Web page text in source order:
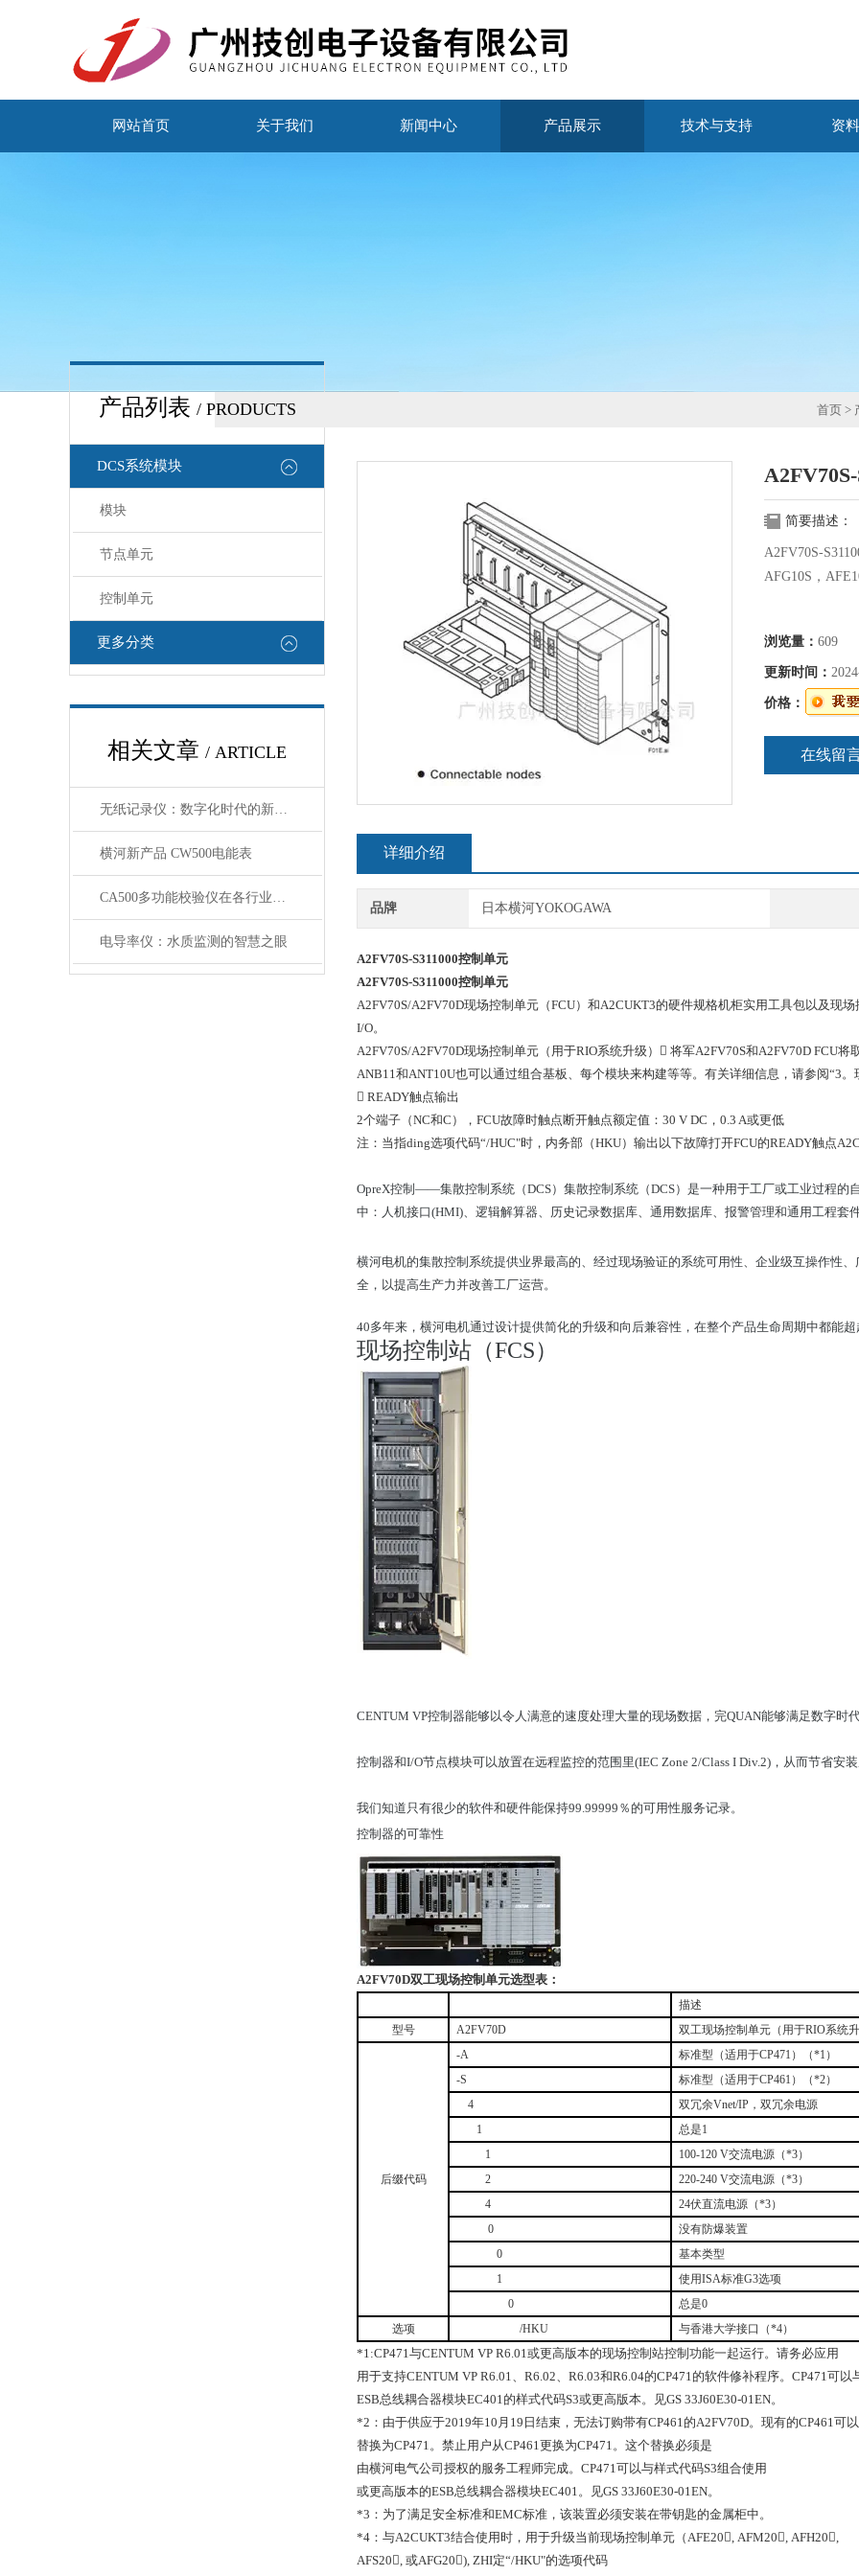
网站首页 关于我们 新闻中心 产品展示 技术与支持 资
产品列表 / PRODUCTS
DCS系统模块
模块
节点单元
控制单元
更多分类
相关文章 / ARTICLE
无纸记录仪：数字化时代的新选择
横河新产品 CW500电能表
CA500多功能校验仪在各行业和领域的应用
电导率仪：水质监测的智慧之眼
首页 >
简要描述：
A2FV70S-
AFG10S，
浏览量： 609
更新时间：
价格：
在线留
详细介绍
品牌 日本横河YOKOGAWA
A2FV70S-S311000控制单元
A2FV70S-S311000控制单元
A2FV70S/A2FV70D现场控制单元（FCU）和A2CUKT3的硬件规格机柜实用工具包以及现
I/O。
A2FV70S/A2FV70D现场控制单元（用于RIO系统升级） 将军A2FV70S和A2FV70D FCU
ANB11和ANT10U也可以通过组合基板、每个模块来构建等等。有关详细信息，请参阅“3
 READY触点输出
2个端子（NC和C），FCU故障时触点断开触点额定值：30 V DC，0.3 A或更低
注：当指ding选项代码“/HUC"时，内务部（HKU）输出以下故障打开FCU的READY触点
OpreX控制——集散控制系统（DCS） 集散控制系统（DCS）是一种用于工厂或工业过程的
中：人机接口(HMI)、逻辑解算器、历史记录数据库、通用数据库、报警管理和通用工程套
横河电机的集散控制系统提供业界最高的、经过现场验证的系统可用性、企业级互操作性
全，以提高生产力并改善工厂运营。
40多年来，横河电机通过设计提供简化的升级和向后兼容性，在整个产品生命周期中都能
现场控制站（FCS）
CENTUM VP控制器能够以令人满意的速度处理大量的现场数据，完QUAN能够满足数字时
控制器和I/O节点模块可以放置在远程监控的范围里(IEC Zone 2/Class I Div.2)，从而节省安
我们知道只有很少的软件和硬件能保持99.99999％的可用性服务记录。
控制器的可靠性
A2FV70D双工现场控制单元选型表：
描述
型号
A2FV70D 双工现场控制单元（用于RIO系统
后缀代码
-A 标准型（适用于CP471 ）（*1 ）
-S
标准型（适用于CP461 ）（*2）
4
双冗余Vnet/IP ，双冗余电源
1
总是1
1
100-120 V交流电源（*3）
2
220-240 V交流电源（*3）
4
24伏直流电源（*3）
0
没有防爆装置
0
基本类型
1
使用ISA标准G3选项
0
总是0
选项
/HKU 与香港大学接口（*4）
*1:CP471与CENTUM VP R6.01或更高版本的现场控制站控制功能一起运行。请务必应用
用于支持CENTUM VP R6.01、 R6.02、 R6.03和R6.04的CP471的软件修补程序。 CP471可以
ESB总线耦合器模块EC401的样式代码S3或更高版本。见GS 33J60E30-01EN。
*2 ：由于供应于2019年10 月 19 日结束，无法订购带有CP461的A2FV70D。现有的CP461可
替换为CP471。禁止用户从CP461更换为CP471。这个替换必须是
由横河电气公司授权的服务工程师完成。 CP471可以与样式代码S3组合使用
或更高版本的ESB总线耦合器模块EC401。见GS 33J60E30-01EN。
*3 ：为了满足安全标准和EMC标准，该装置必须安装在带钥匙的金属柜中。
*4 ：与A2CUKT3结合使用时，用于升级当前现场控制单元（AFE20, AFM20, AFH20,
AFS20, 或AFG20), ZHI定“/HKU"的选项代码